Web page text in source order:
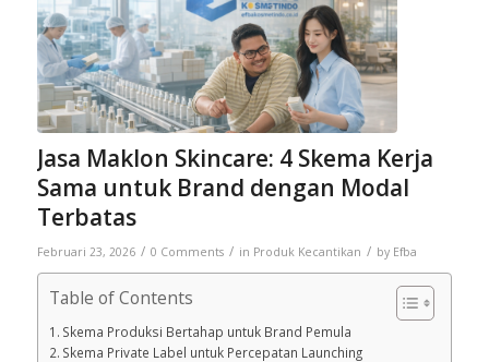
Jasa Maklon Skincare: 4 Skema Kerja
Sama untuk Brand dengan Modal
Terbatas
Februari 23, 2026 / 0 Comments / in Produk Kecantikan / by Efba
Table of Contents
Skema Produksi Bertahap untuk Brand Pemula
Skema Private Label untuk Percepatan Launching